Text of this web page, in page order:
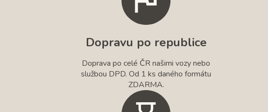
Dopravu po republice
Doprava po celé ČR našimi vozy nebo
službou DPD. Od 1 ks daného formátu
ZDARMA.